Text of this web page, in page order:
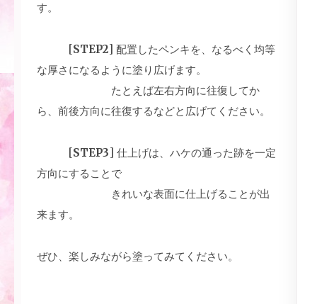
す。
[STEP2] 配置したペンキを、なるべく均等
な厚さになるように塗り広げます。
たとえば左右方向に往復してか
ら、前後方向に往復するなどと広げてください。
[STEP3] 仕上げは、ハケの通った跡を一定
方向にすることで
きれいな表面に仕上げることが出
来ます。
ぜひ、楽しみながら塗ってみてください。